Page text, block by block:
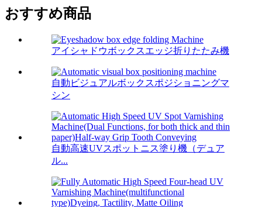
おすすめ商品
アイシャドウボックスエッジ折りたたみ機
自動ビジュアルボックスポジショニングマ
シン
自動高速UVスポットニス塗り機（デュア
ル...